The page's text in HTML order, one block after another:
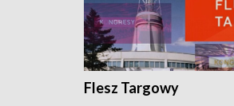
Flesz Targowy